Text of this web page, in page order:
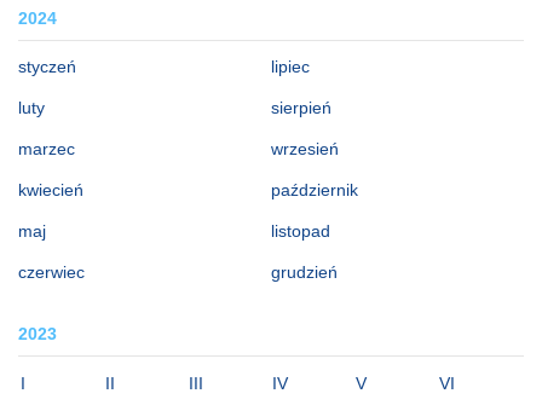
2024
styczeń
luty
marzec
kwiecień
maj
czerwiec
lipiec
sierpień
wrzesień
październik
listopad
grudzień
2023
I II III IV V VI